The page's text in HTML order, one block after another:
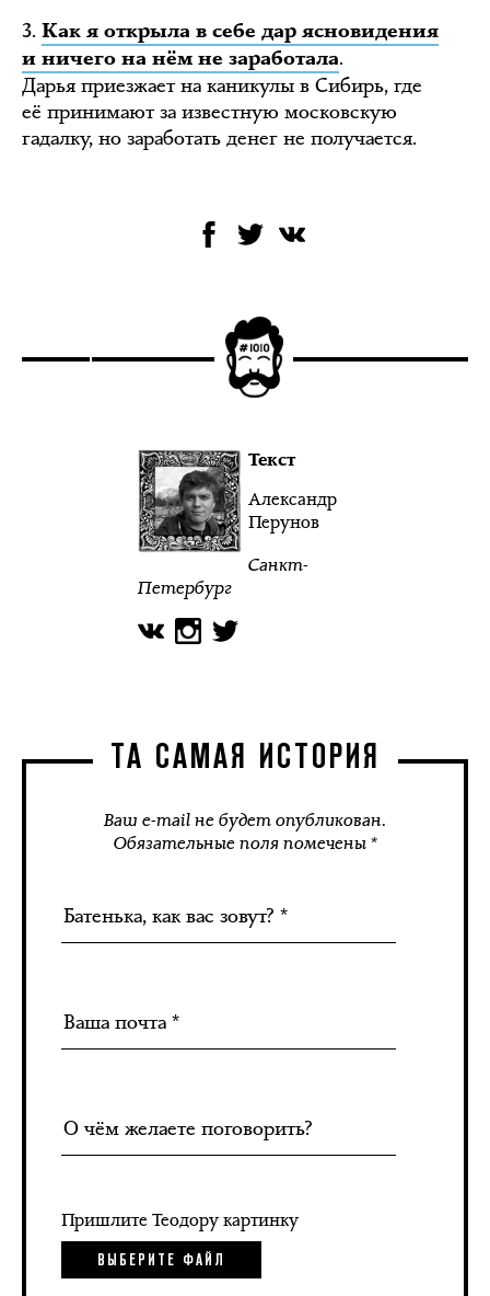
3. Как я открыла в себе дар ясновидения
и ничего на нём не заработала.
Дарья приезжает на каникулы в Сибирь, где
её принимают за известную московскую
гадалку, но заработать денег не получается.
Текст
Александр
Перунов
Санкт-
Петербург
ТА САМАЯ ИСТОРИЯ
Ваш e-mail не будет опубликован.
Обязательные поля помечены *
Пришлите Теодору картинку
ВЫБЕРИТЕ ФАЙЛ